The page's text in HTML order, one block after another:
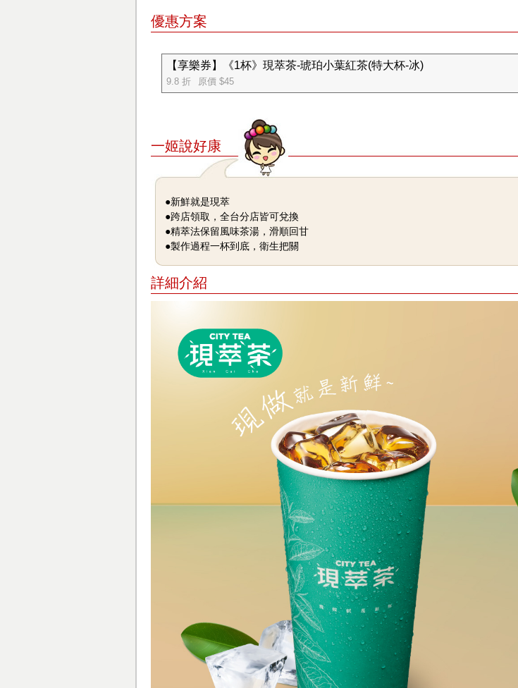
優惠方案
【享樂券】《1杯》現萃茶-琥珀小葉紅茶(特大杯-冰)
9.8 折 原價 $45
一姬說好康
●新鮮就是現萃
●跨店領取，全台分店皆可兌換
●精萃法保留風味茶湯，滑順回甘
●製作過程一杯到底，衛生把關
詳細介紹